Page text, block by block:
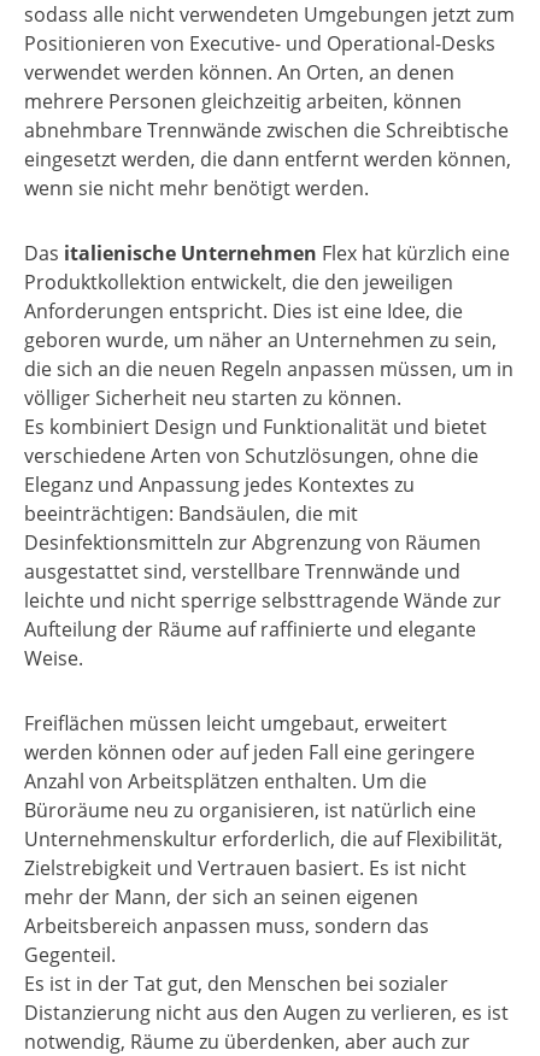
sodass alle nicht verwendeten Umgebungen jetzt zum
Positionieren von Executive- und Operational-Desks
verwendet werden können. An Orten, an denen
mehrere Personen gleichzeitig arbeiten, können
abnehmbare Trennwände zwischen die Schreibtische
eingesetzt werden, die dann entfernt werden können,
wenn sie nicht mehr benötigt werden.
Das italienische Unternehmen Flex hat kürzlich eine
Produktkollektion entwickelt, die den jeweiligen
Anforderungen entspricht. Dies ist eine Idee, die
geboren wurde, um näher an Unternehmen zu sein,
die sich an die neuen Regeln anpassen müssen, um in
völliger Sicherheit neu starten zu können.
Es kombiniert Design und Funktionalität und bietet
verschiedene Arten von Schutzlösungen, ohne die
Eleganz und Anpassung jedes Kontextes zu
beeinträchtigen: Bandsäulen, die mit
Desinfektionsmitteln zur Abgrenzung von Räumen
ausgestattet sind, verstellbare Trennwände und
leichte und nicht sperrige selbsttragende Wände zur
Aufteilung der Räume auf raffinierte und elegante
Weise.
Freiflächen müssen leicht umgebaut, erweitert
werden können oder auf jeden Fall eine geringere
Anzahl von Arbeitsplätzen enthalten. Um die
Büroräume neu zu organisieren, ist natürlich eine
Unternehmenskultur erforderlich, die auf Flexibilität,
Zielstrebigkeit und Vertrauen basiert. Es ist nicht
mehr der Mann, der sich an seinen eigenen
Arbeitsbereich anpassen muss, sondern das
Gegenteil.
Es ist in der Tat gut, den Menschen bei sozialer
Distanzierung nicht aus den Augen zu verlieren, es ist
notwendig, Räume zu überdenken, aber auch zur